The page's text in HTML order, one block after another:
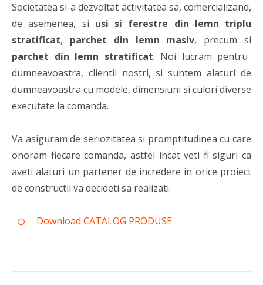
Societatea si-a dezvoltat activitatea sa, comercializand,
de asemenea, si usi si ferestre din lemn triplu
stratificat, parchet din lemn masiv, precum si
parchet din lemn stratificat. Noi lucram pentru
dumneavoastra, clientii nostri, si suntem alaturi de
dumneavoastra cu modele, dimensiuni si culori diverse
executate la comanda.
Va asiguram de seriozitatea si promptitudinea cu care
onoram fiecare comanda, astfel incat veti fi siguri ca
aveti alaturi un partener de incredere in orice proiect
de constructii va decideti sa realizati.
Download CATALOG PRODUSE